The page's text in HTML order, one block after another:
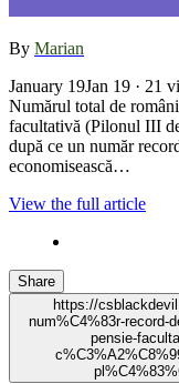
By Marian
January 19Jan 19 · 21
Numărul total de
facultativă (Pilonul III
după ce un număr
economisească…
View the full article
Share
https://
num%C4%83r-record-
pensie-